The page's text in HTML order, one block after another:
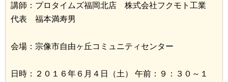
講師：プロタイムズ福岡北店 株式会社フクモト工業
代表 福本満寿男
会場：宗像市自由ヶ丘コミュニティセンター
日時：２０１６年６月４日（土） 午前：９：３０～１